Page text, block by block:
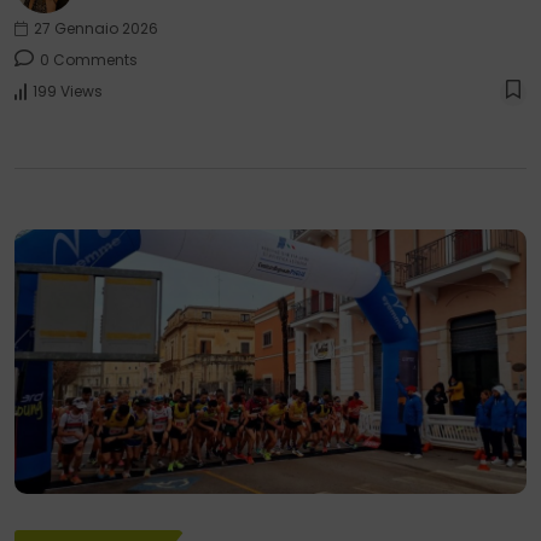
27 Gennaio 2026
0 Comments
199 Views